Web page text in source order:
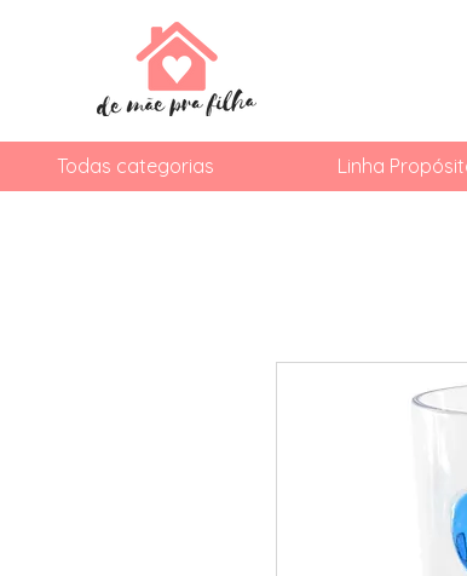
Todas categorias Linha